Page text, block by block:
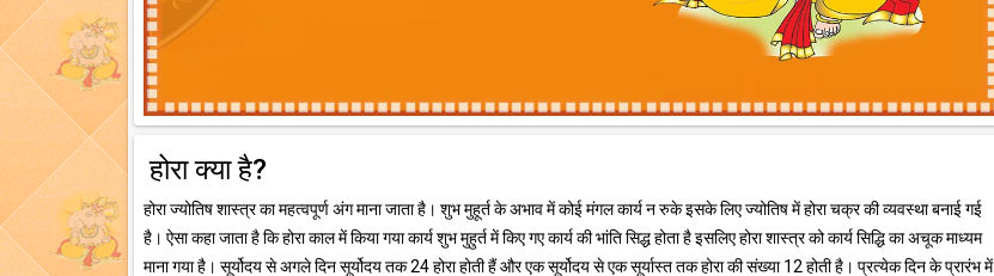
होरा क्या है?
होरा ज्योतिष शास्त्र का महत्वपूर्ण अंग माना जाता है। शुभ मुहूर्त के अभाव में कोई मंगल कार्य न रुके इसके लिए ज्योतिष में होरा चक्र की व्यवस्था बनाई गई
है। ऐसा कहा जाता है कि होरा काल में किया गया कार्य शुभ मुहुर्त में किए गए कार्य की भांति सिद्ध होता है इसलिए होरा शास्त्र को कार्य सिद्धि का अचूक माध्यम
माना गया है। सूर्योदय से अगले दिन सूर्योदय तक 24 होरा होती हैं और एक सूर्योदय से एक सूर्यास्त तक होरा की संख्या 12 होती है। प्रत्येक दिन के प्रारंभ में